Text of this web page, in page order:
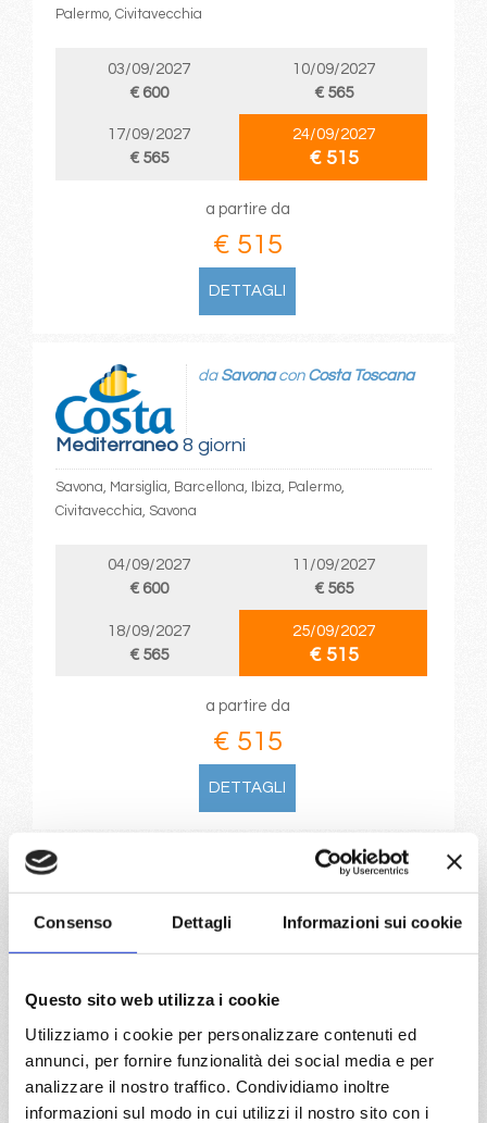
Consenso Dettagli Informazioni sui cookie
Questo sito web utilizza i cookie
Utilizziamo i cookie per personalizzare contenuti ed
annunci, per fornire funzionalità dei social media e per
analizzare il nostro traffico. Condividiamo inoltre
informazioni sul modo in cui utilizzi il nostro sito con i
Palermo, Civitavecchia
03/09/2027
€ 600
10/09/2027
€ 565
17/09/2027
€ 565
24/09/2027
€ 515
a partire da
€ 515
DETTAGLI
Mediterraneo8 giorni
da Savonacon Costa Toscana
Savona, Marsiglia, Barcellona, Ibiza, Palermo,
Civitavecchia, Savona
04/09/2027
€ 600
11/09/2027
€ 565
18/09/2027
€ 565
25/09/2027
€ 515
a partire da
€ 515
DETTAGLI
Costa Pacifica
18/07/2027
€ 600
a partire da